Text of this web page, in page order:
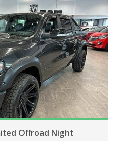
Offroad Night